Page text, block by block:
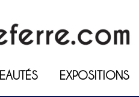
EXPOSITIONS